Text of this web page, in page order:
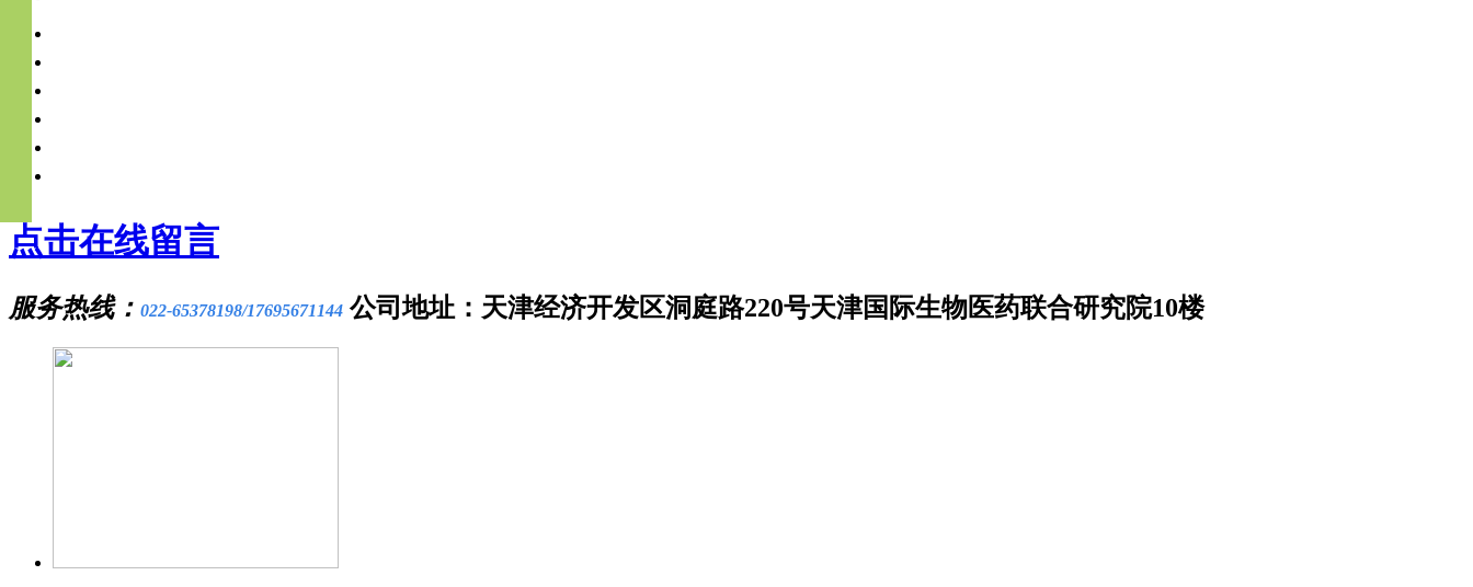
点击在线留言
服务热线： 022-65378198/17695671144 公司地址：天津经济开发区洞庭路220号天津国际生物医药联合研究院10楼